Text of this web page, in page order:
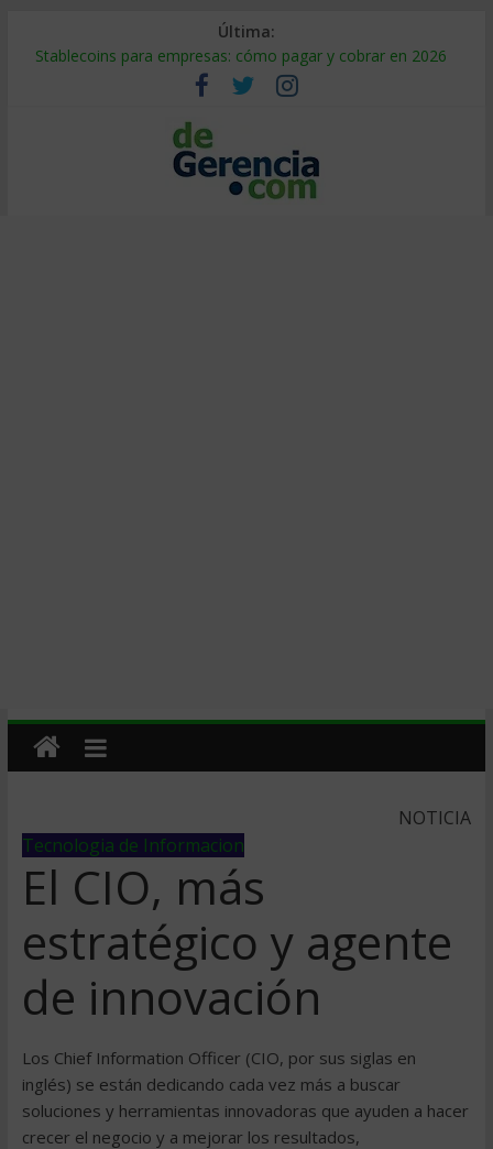
Última:
Stablecoins para empresas: cómo pagar y cobrar en 2026
Despido silencioso: qué es y por qué sale tan caro
IA en selección de personal: cómo auditarla a tiempo
Trabajo forzoso en la cadena de suministro: qué hacer
Mercado hispano de EE. UU.: cómo segmentarlo y venderle
NOTICIA
Tecnologia de Informacion
El CIO, más
estratégico y agente
de innovación
Los Chief Information Officer (CIO, por sus siglas en
inglés) se están dedicando cada vez más a buscar
soluciones y herramientas innovadoras que ayuden a hacer
crecer el negocio y a mejorar los resultados,